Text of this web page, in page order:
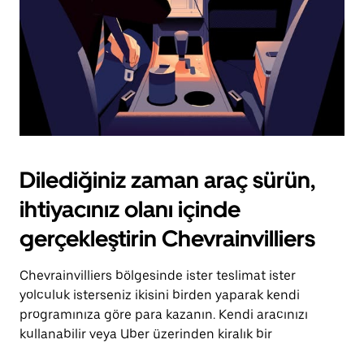
Dilediğiniz zaman araç sürün,
ihtiyacınız olanı içinde
gerçekleştirin Chevrainvilliers
Chevrainvilliers bölgesinde ister teslimat ister
yolculuk isterseniz ikisini birden yaparak kendi
programınıza göre para kazanın. Kendi aracınızı
kullanabilir veya Uber üzerinden kiralık bir